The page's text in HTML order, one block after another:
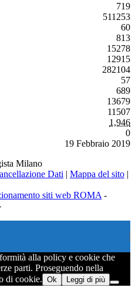
719
511253
60
813
15278
12915
282104
57
689
13679
11507
1,946
0
19 Febbraio 2019
Milano
Dati | Mappa del sito |
siti web ROMA -
alla policy e cookie che
parti. Proseguendo nella
di cookie. Ok Leggi di più